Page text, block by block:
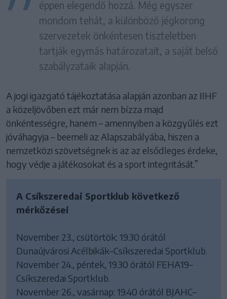
éppen elegendő hozzá. Még egyszer
mondom tehát, a különböző jégkorong
szervezetek önkéntesen tiszteletben
tartják egymás határozatait, a saját belső
szabályzataik alapján.
A jogi igazgató tájékoztatása alapján azonban az IIHF
a közeljövőben ezt már nem bízza majd
önkéntességre, hanem – amennyiben a közgyűlés ezt
jóváhagyja – beemeli az Alapszabályába, hiszen a
nemzetközi szövetségnek is az az elsődleges érdeke,
hogy védje a játékosokat és a sport integritását.”
A Csíkszeredai Sportklub következő
mérkőzései
November 23., csütörtök: 19.30 órától
Dunaújvárosi Acélbikák–Csíkszeredai Sportklub.
November 24., péntek, 19.30 órától FEHA19–
Csíkszeredai Sportklub.
November 26., vasárnap: 19.40 órától BJAHC–